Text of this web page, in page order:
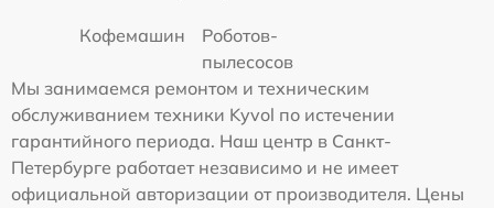
Кофемашин
Роботов-
пылесосов
Мы занимаемся ремонтом и техническим
обслуживанием техники Kyvol по истечении
гарантийного периода. Наш центр в Санкт-
Петербурге работает независимо и не имеет
официальной авторизации от производителя. Цены